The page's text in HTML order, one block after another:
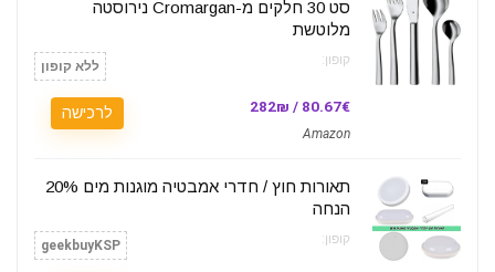
סט 30 חלקים מ-Cromargan נירוסטה
מלוטשת
קופון: ללא קופון
80.67€ / 282₪
Amazon
לרכישה
תאורות חוץ / חדרי אמבטיה מוגנות מים 20%
הנחה
קופון: geekbuyKSP